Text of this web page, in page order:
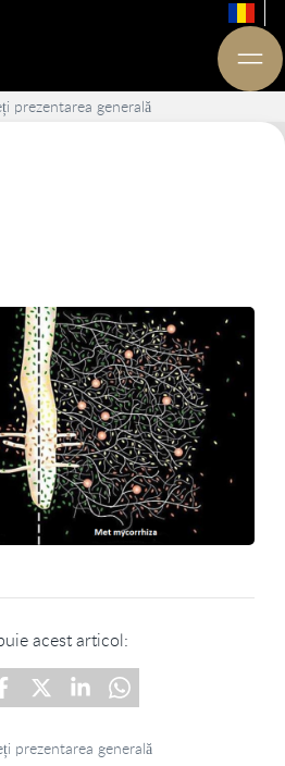
prezentarea generală
acest articol:
prezentarea generală